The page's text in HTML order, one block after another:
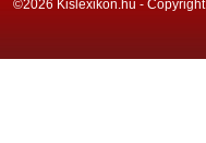
©2026 Kislexikon.hu -